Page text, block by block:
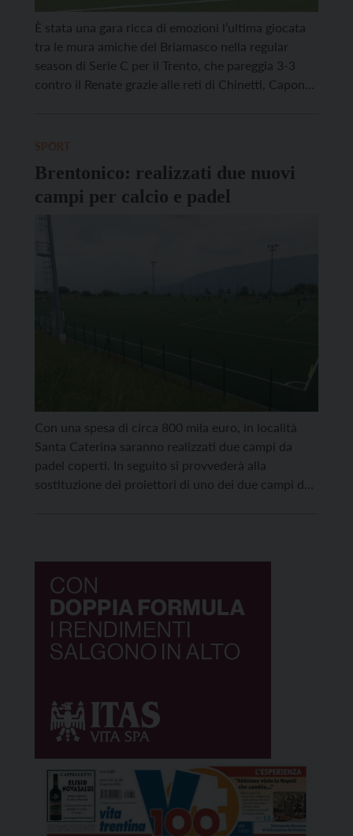
È stata una gara ricca di emozioni l’ultima giocata
tra le mura amiche del Briamasco nella regular
season di Serie C per il Trento, che pareggia 3-3
contro il Renate grazie alle reti di Chinetti, Capone
Brentonico: realizzati due nuovi
campi per calcio e padel
Con una spesa di circa 800 mila euro, in località
Santa Caterina saranno realizzati due campi da
padel coperti. In seguito si provvederà alla
sostituzione dei proiettori di uno dei due campi da